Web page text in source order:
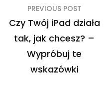
Nawigacja
wpisu
PREVIOUS POST
Czy Twój iPad działa
tak, jak chcesz? –
Wypróbuj te
wskazówki